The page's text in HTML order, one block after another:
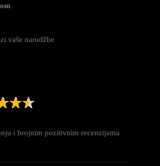
vaše narudžbe
i brojnim pozitivnim recenzijama